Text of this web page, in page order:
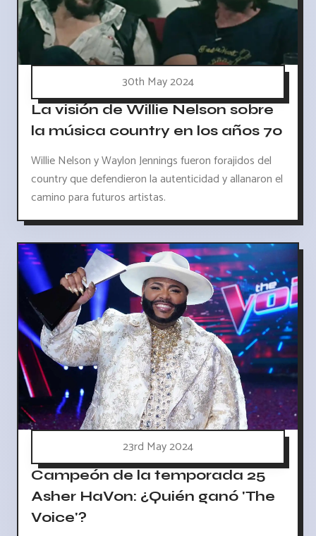
30th May 2024
La visión de Willie Nelson sobre
la música country en los años 70
Willie Nelson y Waylon Jennings fueron forajidos del
country que defendieron la autenticidad y allanaron el
camino para futuros artistas.
23rd May 2024
Campeón de la temporada 25
Asher HaVon: ¿Quién ganó 'The
Voice'?